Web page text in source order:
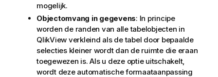
mogelijk.
Objectomvang in gegevens: In principe
worden de randen van alle tabelobjecten in
QlikView verkleind als de tabel door bepaalde
selecties kleiner wordt dan de ruimte die eraan
toegewezen is. Als u deze optie uitschakelt,
wordt deze automatische formaataanpassing